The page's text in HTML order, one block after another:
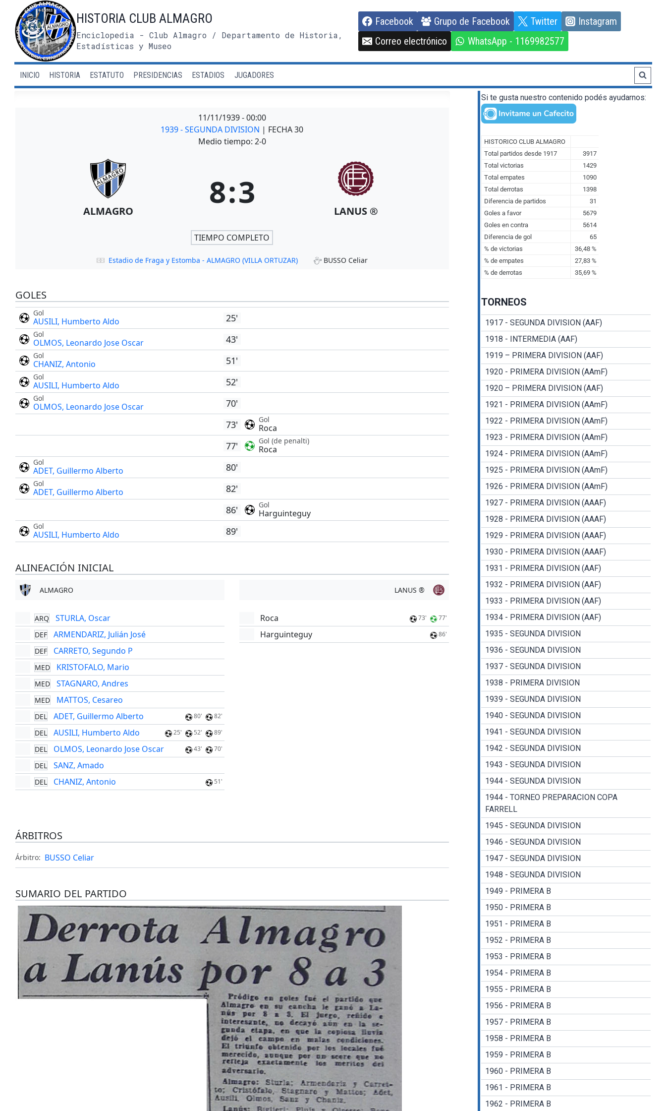
contenido
HISTORIA CLUB ALMAGRO
Enciclopedia - Club Almagro / Departamento de Historia,
Estadísticas y Museo
Facebook Grupo de Facebook Twitter
Instagram
Correo electrónico
WhatsApp - 1169982577
INICIO HISTORIA ESTATUTO PRESIDENCIAS ESTADIOS JUGADORES
11/11/1939-00:00
1939 - SEGUNDA DIVISION | FECHA 30
Medio tiempo: 2-0
ALMAGRO 8:3 LANUS ®
TIEMPO COMPLETO
Estadio de Fraga y Estomba - ALMAGRO (VILLA ORTUZAR) BUSSO Celiar
GOLES
Gol
AUSILI, Humberto Aldo 25'
Gol
OLMOS, Leonardo Jose Oscar 43'
Gol
CHANIZ, Antonio 51'
Gol
AUSILI, Humberto Aldo 52'
Gol
OLMOS, Leonardo Jose Oscar
70'
73'
Gol
Roca
77' Gol (de penalti)
Roca
Gol
ADET, Guillermo Alberto 80'
Gol
ADET, Guillermo Alberto
82'
86'
Gol
Harguinteguy
Gol
AUSILI, Humberto Aldo 89'
ALINEACIÓN INICIAL
ALMAGRO
ARQ STURLA, Oscar
DEF ARMENDARIZ, Julián José
DEF CARRETO, Segundo P
MED KRISTOFALO, Mario
MED STAGNARO, Andres
MED MATTOS, Cesareo
DEL ADET, Guillermo Alberto 80' 82'
DEL AUSILI, Humberto Aldo 25' 52' 89'
DEL OLMOS, Leonardo Jose Oscar 43' 70'
DEL SANZ, Amado
DEL CHANIZ, Antonio 51'
LANUS ®
Roca 73' 77'
Harguinteguy 86'
ÁRBITROS
Árbitro: BUSSO Celiar
SUMARIO DEL PARTIDO
Si te gusta nuestro contenido podés ayudarnos:
TORNEOS
1917 - SEGUNDA DIVISION (AAF)
1918 - INTERMEDIA (AAF)
1919 – PRIMERA DIVISION (AAF)
1920 - PRIMERA DIVISION (AAmF)
1920 – PRIMERA DIVISION (AAF)
1921 - PRIMERA DIVISION (AAmF)
1922 - PRIMERA DIVISION (AAmF)
1923 - PRIMERA DIVISION (AAmF)
1924 - PRIMERA DIVISION (AAmF)
1925 - PRIMERA DIVISION (AAmF)
1926 - PRIMERA DIVISION (AAmF)
1927 - PRIMERA DIVISION (AAAF)
1928 - PRIMERA DIVISION (AAAF)
1929 - PRIMERA DIVISION (AAAF)
1930 - PRIMERA DIVISION (AAAF)
1931 - PRIMERA DIVISION (AAF)
1932 - PRIMERA DIVISION (AAF)
1933 - PRIMERA DIVISION (AAF)
1934 - PRIMERA DIVISION (AAF)
1935 - SEGUNDA DIVISION
1936 - SEGUNDA DIVISION
1937 - SEGUNDA DIVISION
1938 - PRIMERA DIVISION
1939 - SEGUNDA DIVISION
1940 - SEGUNDA DIVISION
1941 - SEGUNDA DIVISION
1942 - SEGUNDA DIVISION
1943 - SEGUNDA DIVISION
1944 - SEGUNDA DIVISION
1944 - TORNEO PREPARACION COPA
FARRELL
1945 - SEGUNDA DIVISION
1946 - SEGUNDA DIVISION
1947 - SEGUNDA DIVISION
1948 - SEGUNDA DIVISION
1949 - PRIMERA B
1950 - PRIMERA B
1951 - PRIMERA B
1952 - PRIMERA B
1953 - PRIMERA B
1954 - PRIMERA B
1955 - PRIMERA B
1956 - PRIMERA B
1957 - PRIMERA B
1958 - PRIMERA B
1959 - PRIMERA B
1960 - PRIMERA B
1961 - PRIMERA B
1962 - PRIMERA B